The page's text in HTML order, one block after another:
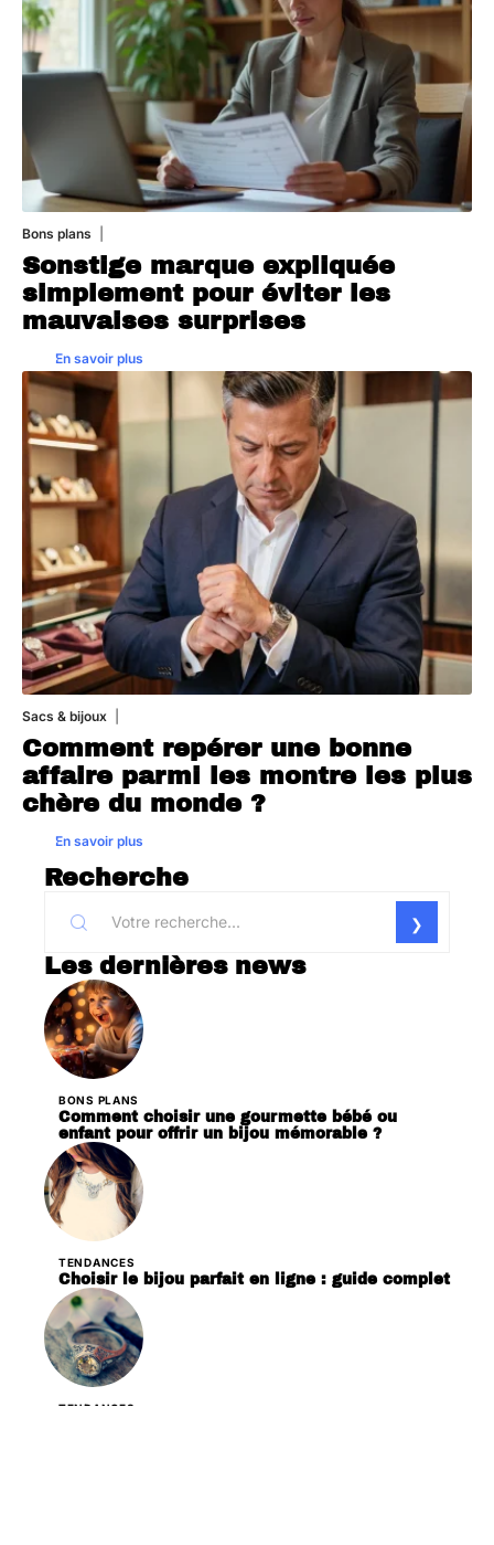
Bons plans
Sonstige marque expliquée
simplement pour éviter les
mauvaises surprises
En savoir plus
Sacs & bijoux
Comment repérer une bonne
affaire parmi les montre les plus
chère du monde ?
En savoir plus
Recherche
Les dernières news
BONS PLANS
Comment choisir une gourmette bébé ou
enfant pour offrir un bijou mémorable ?
TENDANCES
Choisir le bijou parfait en ligne : guide complet
TENDANCES